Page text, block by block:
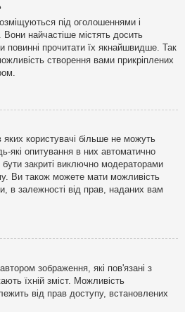
під оголошеннями і
Вони найчастіше містять досить
повинні прочитати їх якнайшвидше. Так
створення вами прикріплених
яких користувачі більше не можуть
які опитування в них автоматично
закриті виключно модераторами
Ви також можете мати можливість
в залежності від прав, наданих вам
зображення, які пов'язані з
їхній зміст. Можливість
від прав доступу, встановлених